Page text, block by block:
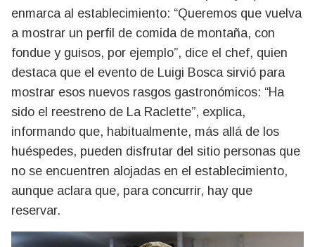
enmarca al establecimiento: “Queremos que vuelva
a mostrar un perfil de comida de montaña, con
fondue y guisos, por ejemplo”, dice el chef, quien
destaca que el evento de Luigi Bosca sirvió para
mostrar esos nuevos rasgos gastronómicos: “Ha
sido el reestreno de La Raclette”, explica,
informando que, habitualmente, más allá de los
huéspedes, pueden disfrutar del sitio personas que
no se encuentren alojadas en el establecimiento,
aunque aclara que, para concurrir, hay que
reservar.